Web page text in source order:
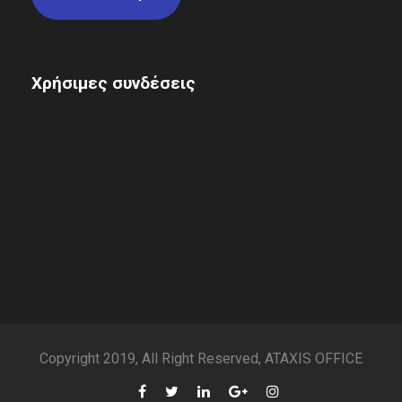
Χρήσιμες συνδέσεις
Copyright 2019, All Right Reserved, ATAXIS OFFICE